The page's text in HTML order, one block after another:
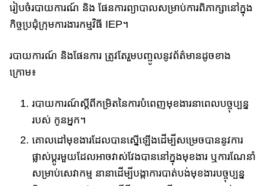
រៀបចំរបាយការណ៍ និង ផែនការ​ព្យាបាល​សម្រាប់​ការ​ពិភាក្សា​នៅ​ក្នុង​
កិច្ច​ប្រជុំ​​ក្រុមការងារកម្មវិធី​ IEP។
របាយការណ៍ និងផែនការ ត្រូវតែ​រួមបញ្ចូលនូវព័ត៌មានដូចខាង
ក្រោម៖
របាយការណ៍​ស្តីពី​កម្រិត​នៃ​ការ​បំពេញ​មុខងារនាពេលបច្ចុប្បន្ន​
របស់ កូនអ្នក។
គោលដៅ​មុខងារ​ដែលបានស្នើឡើង​ដើម្បីសម្រេចបាន​នូវការ​
ផ្លាស់ប្តូរ​មួយ​ដែល​​អាចវាស់វែង​បាន​​នៅ​ក្នុង​​​មុខងារ ឬការណែនាំ​
សម្រាប់សេវាកម្ម នានា​ដើម្បីបង្កា​ការ​បាត់បង់មុខងារបច្ចុប្បន្ន